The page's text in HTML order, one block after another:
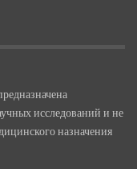
исследований и не
назначения